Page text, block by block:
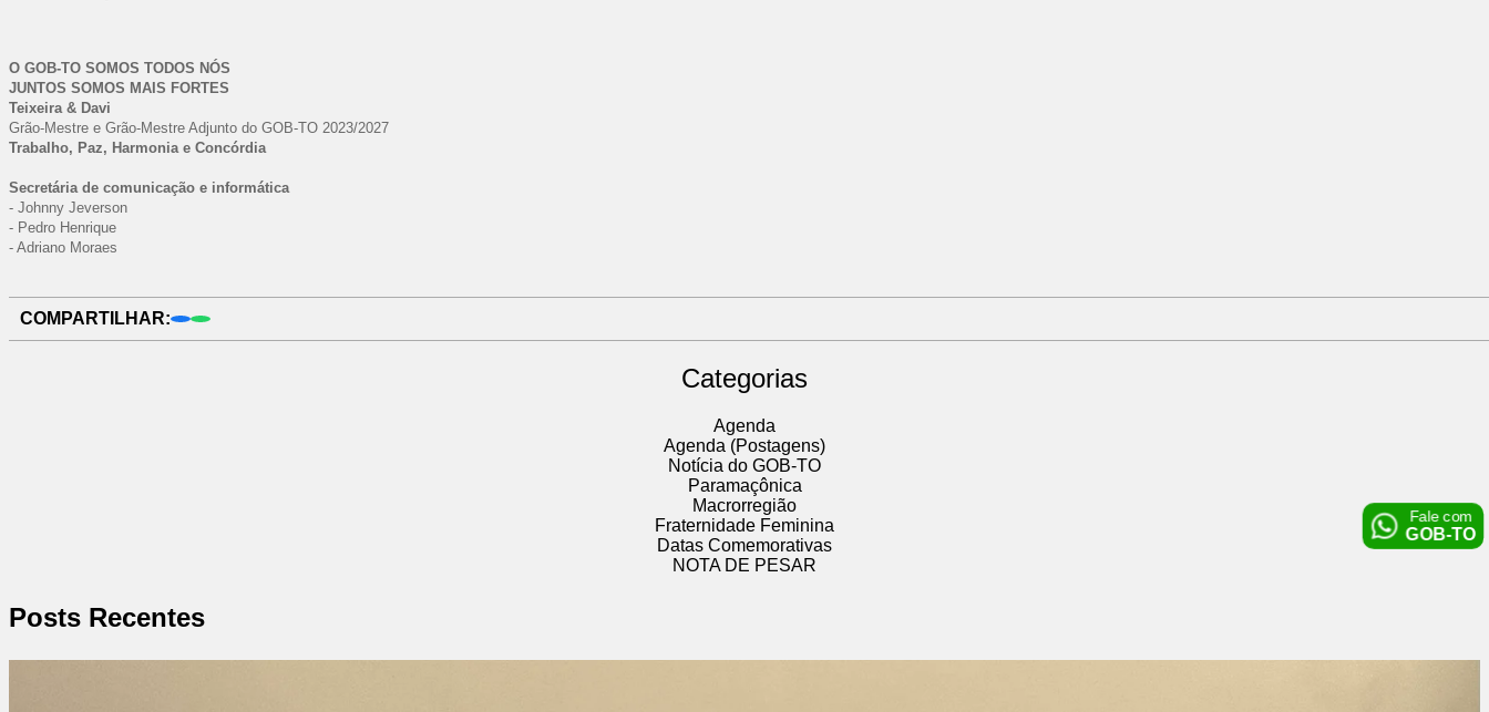
O GOB-TO SOMOS TODOS NÓS
JUNTOS SOMOS MAIS FORTES
Teixeira & Davi
Grão-Mestre e Grão-Mestre Adjunto do GOB-TO 2023/2027
Trabalho, Paz, Harmonia e Concórdia
Secretária de comunicação e informática
- Johnny Jeverson
- Pedro Henrique
- Adriano Moraes
COMPARTILHAR:
Categorias
Agenda
Agenda (Postagens)
Notícia do GOB-TO
Paramaçônica
Macrorregião
Fraternidade Feminina
Datas Comemorativas
NOTA DE PESAR
Posts Recentes
Fale com
GOB-TO